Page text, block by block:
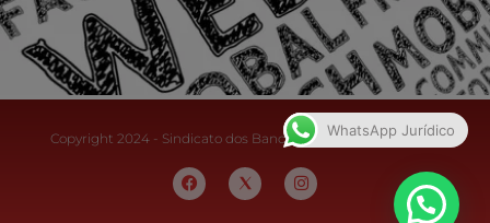
Copyright 2024 - Sindicato dos Bancários do Sul Fluminense
WhatsApp Jurídico